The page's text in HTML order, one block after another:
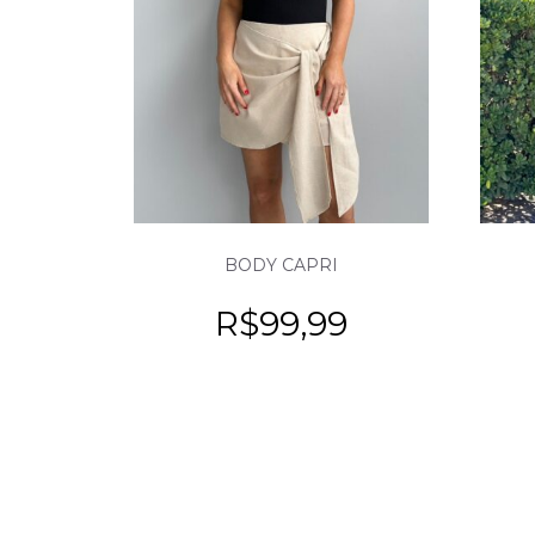
BODY CAPRI
R$99,99